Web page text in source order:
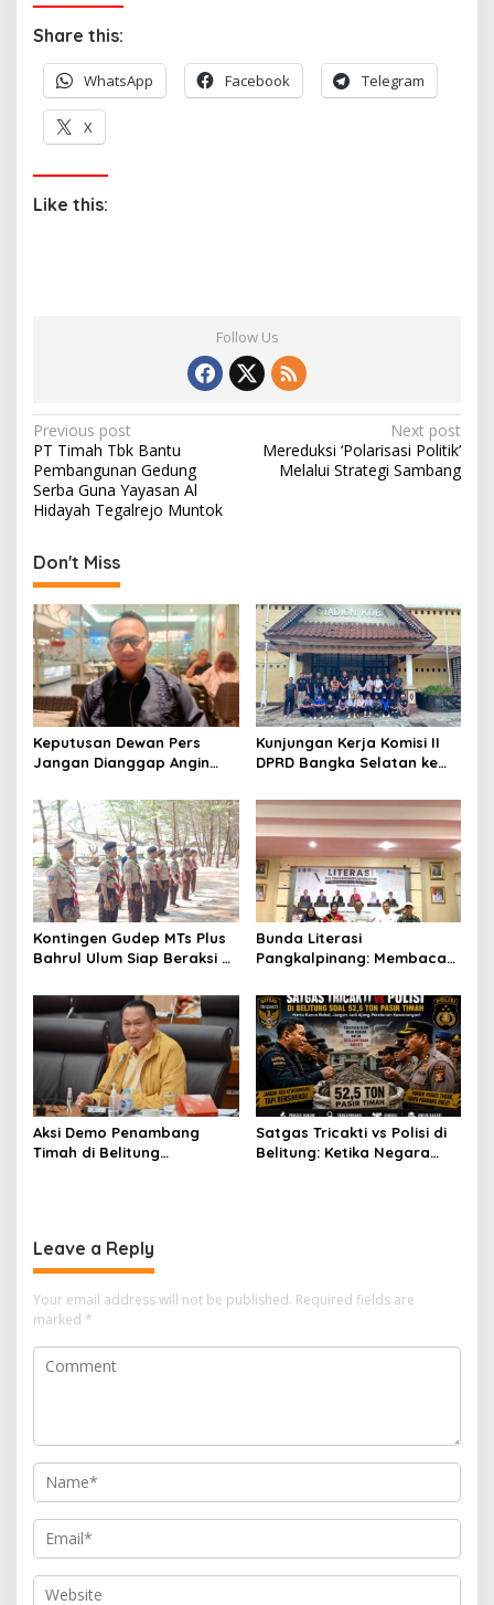
Share this:
WhatsApp Facebook Telegram
X
Like this:
Follow Us
P
o
s
n
a
v
i
g
a
t
i
o
n
Previous post
PT Timah Tbk Bantu
Pembangunan Gedung
Serba Guna Yayasan Al
Hidayah Tegalrejo Muntok
Next post
Mereduksi ‘Polarisasi Politik’
Melalui Strategi Sambang
Don't Miss
Keputusan Dewan Pers
Jangan Dianggap Angin
Hukum terhadap Jejaring
Media Radakbabel.com
Kunjungan Kerja Komisi II
DPRD Bangka Selatan ke
Belajar Kiat Sukses
Pembinaan Atlet dan
Penyelenggaraan Event
Mandiri
Kontingen Gudep MTs Plus
Bahrul Ulum Siap Beraksi di
Pramuka
Bunda Literasi
Pangkalpinang: Membaca
Tanam Cinta Literasi Sejak
Dini
Aksi Demo Penambang
Timah di Belitung
Satgas Tricakti vs Polisi di
Belitung: Ketika Negara
Leave a Reply
Your email address will not be published. Required fields are
marked *